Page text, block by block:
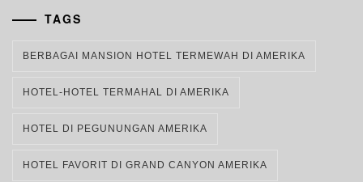
TAGS
BERBAGAI MANSION HOTEL TERMEWAH DI AMERIKA
HOTEL-HOTEL TERMAHAL DI AMERIKA
HOTEL DI PEGUNUNGAN AMERIKA
HOTEL FAVORIT DI GRAND CANYON AMERIKA